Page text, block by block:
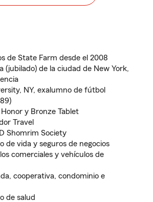
de State Farm desde el 2008
(jubilado) de la ciudad de New York,
NY, exalumno de fútbol
y Bronze Tablet
Travel
Shomrim Society
de vida y seguros de negocios
comerciales y vehículos de
cooperativa, condominio e
de salud